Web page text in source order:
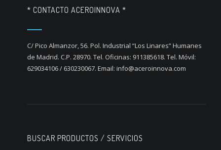
* CONTACTO ACEROINNOVA *
C/ Pico Almanzor, 56. Pol. Industrial “Los Linares” Humanes
de Madrid. C.P. 28970. Tel. Oficinas: 911385618. Tel. Móvil:
629034106 / 630230067. Email: info@aceroinnova.com
BUSCAR PRODUCTOS / SERVICIOS